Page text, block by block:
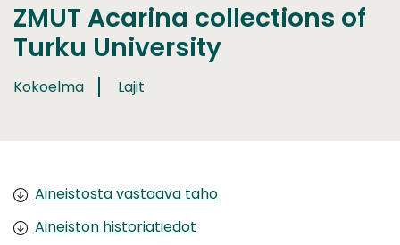
ZMUT Acarina collections of
Turku University
Kokoelma Lajit
Aineistosta vastaava taho
Aineiston historiatiedot